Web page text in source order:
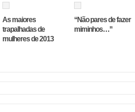
As maiores
trapalhadas de
mulheres de 2013
“Não pares de fazer
miminhos…”